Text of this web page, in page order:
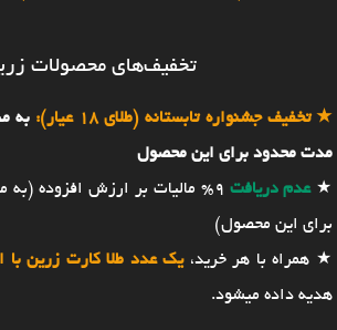
تخفیف‌های محصولات
★تخفیف جشنواره تابستانه (طلای 18 عیار): به
مدت محدود برای این محصول
★عدم دریافت 9% مالیات بر ارزش افزوده (به مبلغ
برای این محصول)
★ همراه با هر خرید،یک عدد طلا کارت زرین با اعتبار تا 70
هدیه داده میشود.